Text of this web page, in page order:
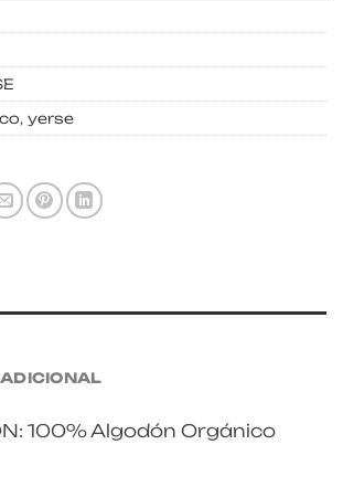
, yerse
100% Algodón Orgánico